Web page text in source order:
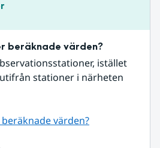
beräknade värden?
istället
stationer i närheten
värden?